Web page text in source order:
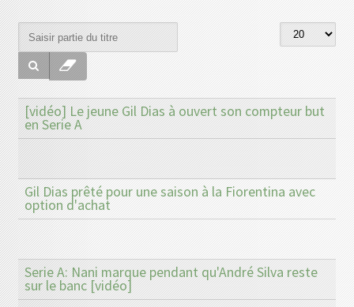
[vidéo] Le jeune Gil Dias à ouvert son compteur but
en Serie A
Gil Dias prêté pour une saison à la Fiorentina avec
option d'achat
Serie A: Nani marque pendant qu'André Silva reste
sur le banc [vidéo]